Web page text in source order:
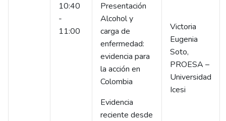
10:40
-
11:00
Presentación
Alcohol y
carga de
enfermedad:
evidencia para
la acción en
Colombia
Evidencia
reciente desde
Victoria
Eugenia
Soto,
PROESA –
Universidad
Icesi